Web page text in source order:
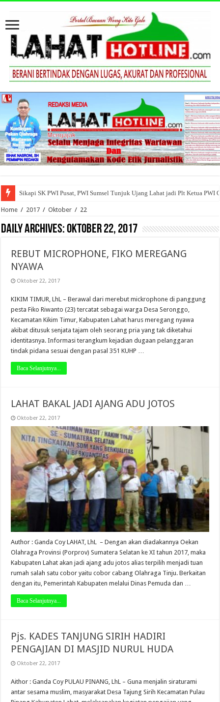
Sikapi SK PWI Pusat, PWI Sumsel Tunjuk Ujang Lahat jadi Plt Ketua PWI
Home / 2017 / Oktober / 22
Daily Archives:Oktober 22, 2017
REBUT MICROPHONE, FIKO MEREGANG
NYAWA
Oktober 22, 2017
KIKIM TIMUR, LhL – Berawal dari merebut mickrophone di panggung
pesta Fiko Riwanto (23) tercatat sebagai warga Desa Seronggo,
Kecamatan Kikim Timur, Kabupaten Lahat harus meregang nyawa
akibat ditusuk senjata tajam oleh seorang pria yang tak diketahui
identitasnya. Informasi terangkum kejadian dugaan pelanggaran
tindak pidana sesuai dengan pasal 351 KUHP …
Baca Selanjutnya...
LAHAT BAKAL JADI AJANG ADU JOTOS
Oktober 22, 2017
Author : Ganda Coy LAHAT, LhL – Dengan akan diadakannya Oekan
Olahraga Provinsi (Porprov) Sumatera Selatan ke XI tahun 2017, maka
Kabupaten Lahat akan jadi ajang adu jotos alias terpilih menjadi tuan
rumah salah satu cobor yaitu cobor cabang Olahraga Tinju. Berkaitan
dengan itu, Pemerintah Kabupaten melalui Dinas Pemuda dan …
Baca Selanjutnya...
Pjs. KADES TANJUNG SIRIH HADIRI
PENGAJIAN DI MASJID NURUL HUDA
Oktober 22, 2017
Aithor : Ganda Coy PULAU PINANG, LhL – Guna menjalin siraturami
antar sesama muslim, masyarakat Desa Tajung Sirih Kecamatan Pulau